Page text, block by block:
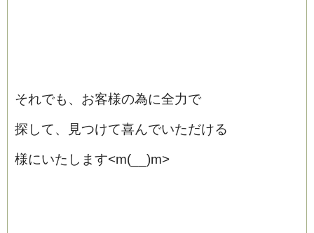
それでも、お客様の為に全力で
探して、見つけて喜んでいただける
様にいたします<m(__)m>